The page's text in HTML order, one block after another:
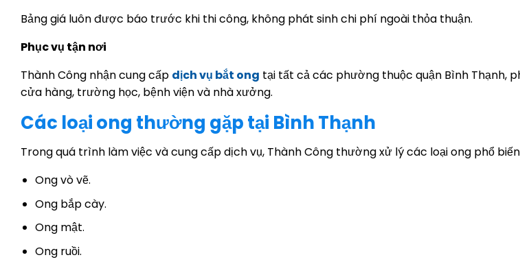
Bảng giá luôn được báo trước khi thi công, không phát sinh chi phí ngoài thỏa thuận.
Phục vụ tận nơi
Thành Công nhận cung cấp dịch vụ bắt ong tại tất cả các phường thuộc quận Bình Thạnh,
cửa hàng, trường học, bệnh viện và nhà xưởng.
Các loại ong thường gặp tại Bình Thạnh
Trong quá trình làm việc và cung cấp dịch vụ, Thành Công thường xử lý các loại ong phổ
Ong vò vẽ.
Ong bắp cày.
Ong mật.
Ong ruồi.